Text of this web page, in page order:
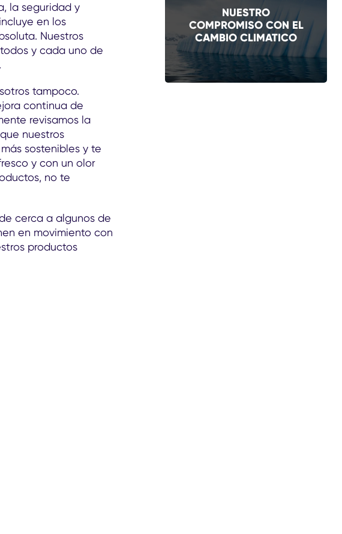
la seguridad y
en los
Nuestros
y cada uno de
tampoco.
continua de
revisamos la
nuestros
sostenibles y te
y con un olor
no te
cerca a algunos de
en movimiento con
productos
NUESTRO
COMPROMISO CON EL
CAMBIO CLIMATICO